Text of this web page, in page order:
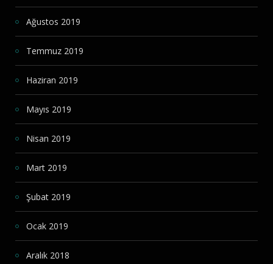
Ağustos 2019
Temmuz 2019
Haziran 2019
Mayıs 2019
Nisan 2019
Mart 2019
Şubat 2019
Ocak 2019
Aralık 2018